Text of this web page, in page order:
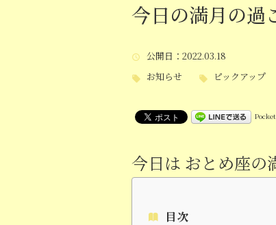
今日の満月の過
公開日 ：2022.03.18
お知らせ
ピックアップ
Pocket
今日は おとめ座の
目次